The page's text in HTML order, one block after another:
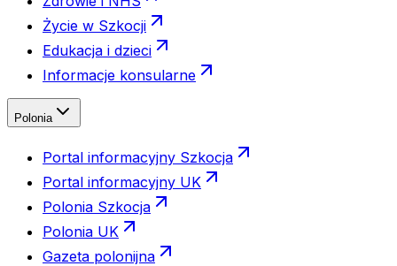
Życie w Szkocji
Edukacja i dzieci
Informacje konsularne
Polonia
Portal informacyjny Szkocja
Portal informacyjny UK
Polonia Szkocja
Polonia UK
Gazeta polonijna